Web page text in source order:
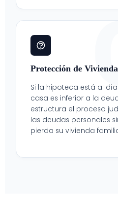
Protección de
Si la hipoteca está al
casa es inferior a la
estructura el proceso
las deudas personales
pierda su vivienda